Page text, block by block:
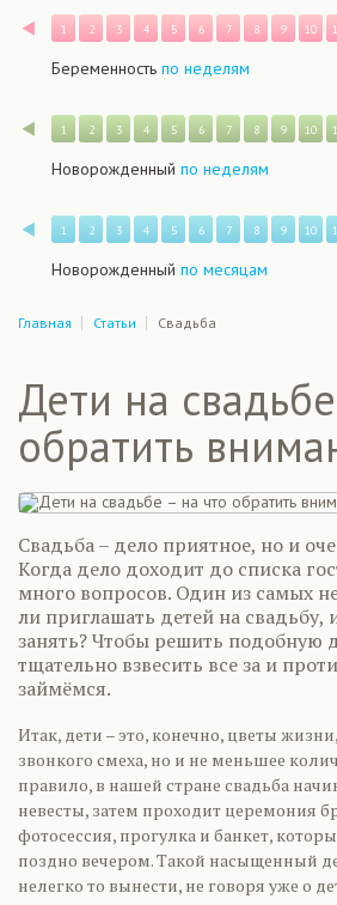
Назад
1 2 3 4 5 6 7 8 9 10
Беременность по неделям
Назад
1 2 3 4 5 6 7 8 9 10
Новорожденный по неделям
Назад
1 2 3 4 5 6 7 8 9 10
Новорожденный по месяцам
Главная Статьи Свадьба
Дети на
обратить
Свадьба – дело приятное, но и
Когда дело доходит до списка
много вопросов. Один из самых
ли приглашать детей на свадьбу,
занять? Чтобы решить подобную
тщательно взвесить все за и
займёмся.
Итак, дети – это, конечно, цветы
звонкого смеха, но и не меньшее
правило, в нашей стране свадьба
невесты, затем проходит церемония
фотосессия, прогулка и банкет,
поздно вечером. Такой насыщенный
нелегко то вынести, не говоря уже о